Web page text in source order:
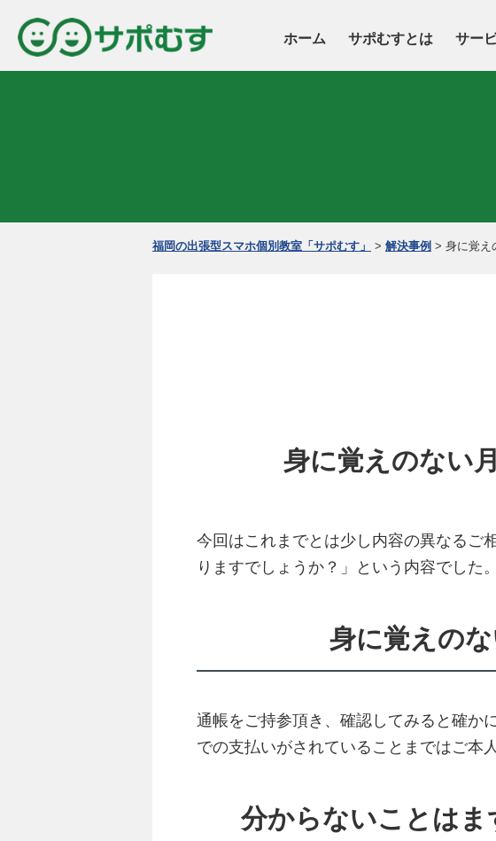
ホーム サポむすとは サー
福岡の出張型スマホ個別教室「サポむす」 > 解決事例 > 身に覚え
身に覚えのない
今回はこれまでとは少し内容の異なるご
りますでしょうか？」という内容でした。
身に覚えの
通帳をご持参頂き、確認してみると確か
での支払いがされていることまではご本
分からないことはま